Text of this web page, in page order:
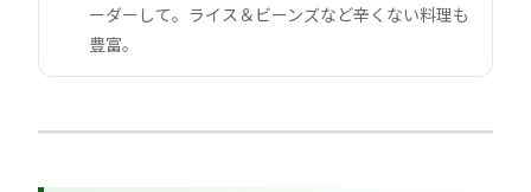
ーダーして。ライス＆ビーンズなど辛くない料理も
豊富。